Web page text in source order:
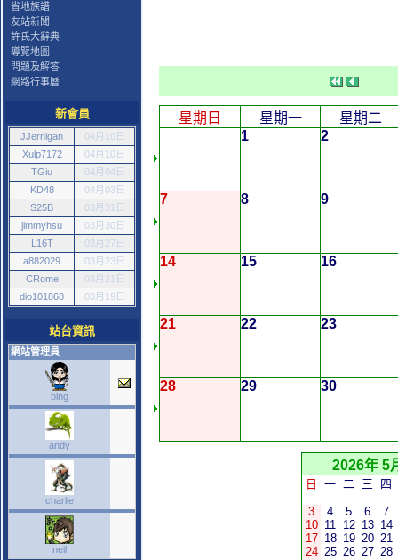
省地族譜
友站新聞
許氏大辭典
導覽地圖
問題及解答
網路行事曆
新會員
JJernigan
04月10日
Xulp7172
04月10日
TGiu
04月04日
KD48
04月03日
S25B
03月31日
jimmyhsu
03月30日
L16T
03月27日
a882029
03月23日
CRome
03月21日
dio101868
03月19日
站台資訊
網站管理員
bing
andy
charlie
neil
星期日 星期一
星期二
1
2
7 8 9
14 15 16
21 22 23
28 29 30
2026年 5
日 一 二 三 四
3 4 5 6
7
10 11 12 13 14
17 18 19 20 21
24 25 26 27 28